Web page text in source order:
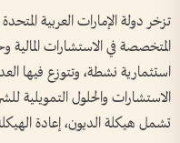
تزخر دولة الإمارات العربية
المتخصصة في الاستشارات المالية
استثمارية نشطة، وتتوزع فيها
الاستشارات والحلول التمويلية
تشمل هيكلة الديون، إعادة الهيكلة